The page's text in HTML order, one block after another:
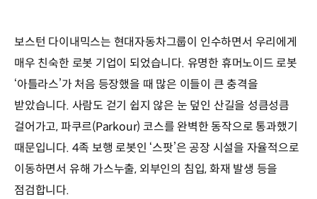
보스턴 다이내믹스는 현대자동차그룹이 인수하면서 우리에게
매우 친숙한 로봇 기업이 되었습니다. 유명한 휴머노이드 로봇
‘아틀라스’가 처음 등장했을 때 많은 이들이 큰 충격을
받았습니다. 사람도 걷기 쉽지 않은 눈 덮인 산길을 성큼성큼
걸어가고, 파쿠르(Parkour) 코스를 완벽한 동작으로 통과했기
때문입니다. 4족 보행 로봇인 ‘스팟’은 공장 시설을 자율적으로
이동하면서 유해 가스누출, 외부인의 침입, 화재 발생 등을
점검합니다.